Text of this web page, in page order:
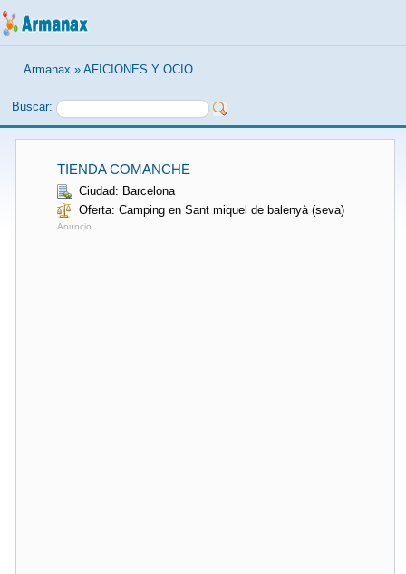
Armanax » AFICIONES Y OCIO
Buscar:
TIENDA COMANCHE
Ciudad: Barcelona
Oferta: Camping en Sant miquel de balenyà (seva)
Anuncio